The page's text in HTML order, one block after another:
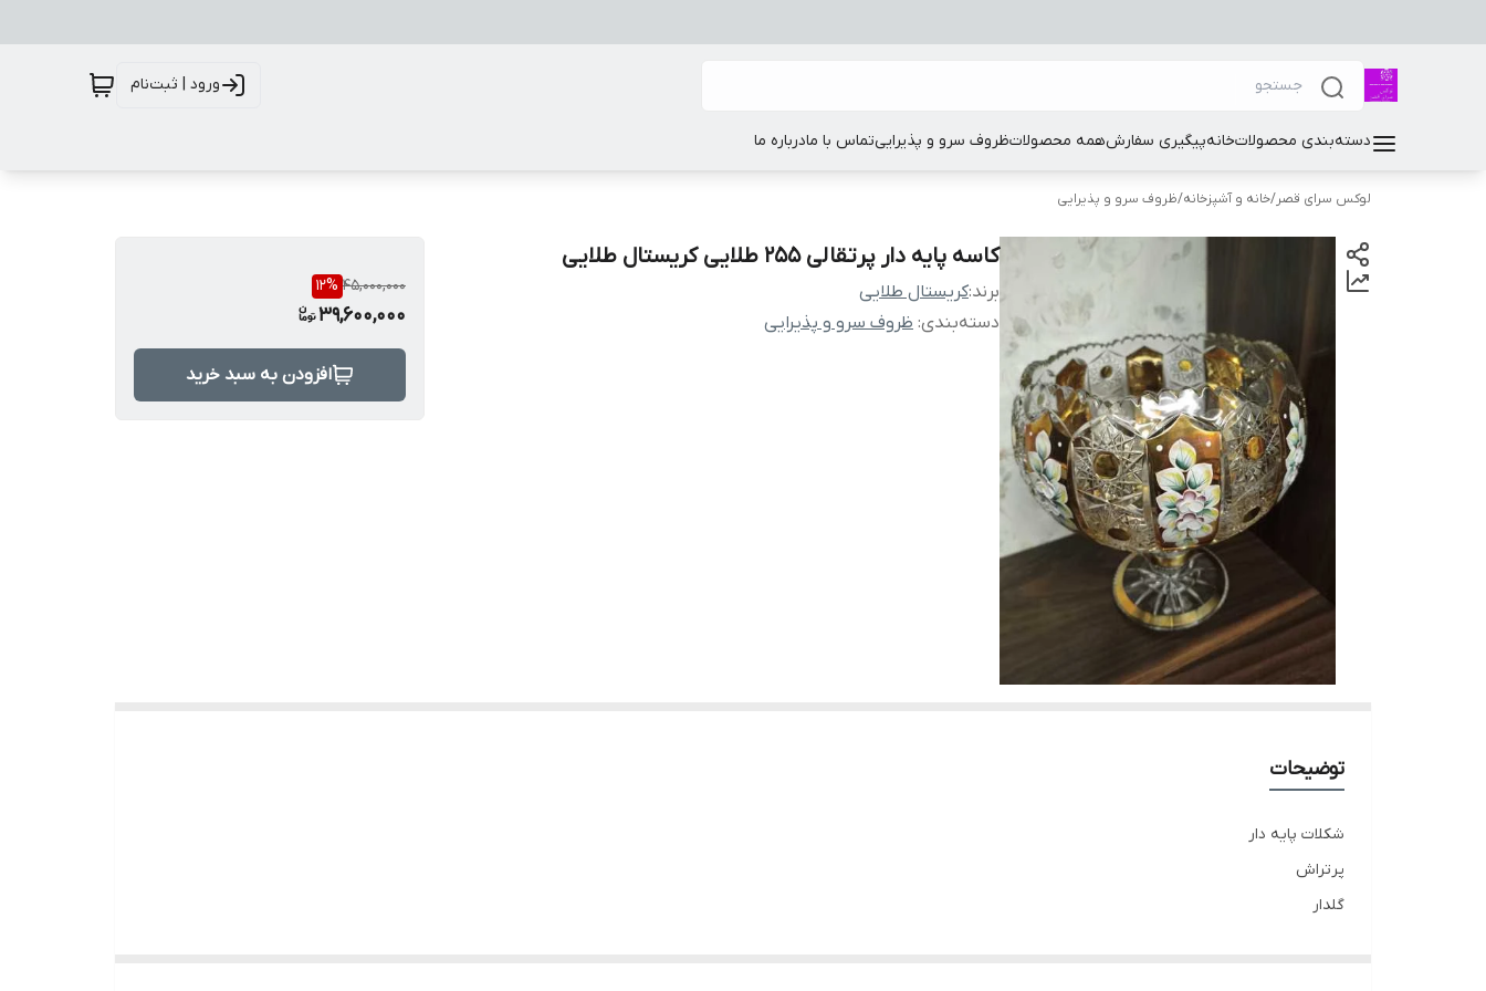
ورود | ثبت‌نام
دسته‌بندی محصولاتخانهپیگیری سفارشهمه محصولاتظروف سرو و پذیراییتماس با مادرباره ما
لوکس سرای قصر/خانه و آشپزخانه/ظروف سرو و پذیرایی
کاسه پایه دار پرتقالی 255 طلایی کریستال طلایی
برند:کریستال طلایی
دسته‌بندی: ظروف سرو و پذیرایی
45,000,000
12%
39,600,000
افزودن به سبد خرید
توضیحات
شکلات پایه دار
پرتراش
گلدار